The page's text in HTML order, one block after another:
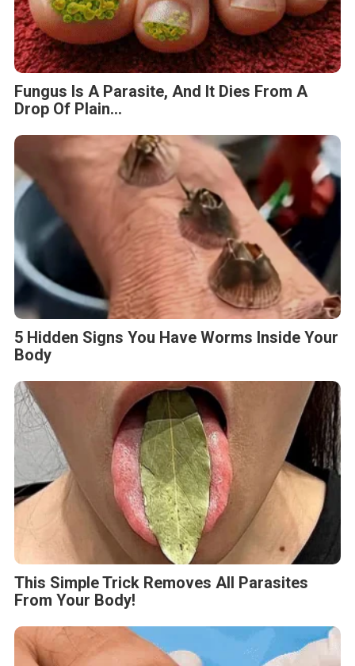
Fungus Is A Parasite, And It Dies From A
Drop Of Plain...
5 Hidden Signs You Have Worms Inside Your
Body
This Simple Trick Removes All Parasites
From Your Body!